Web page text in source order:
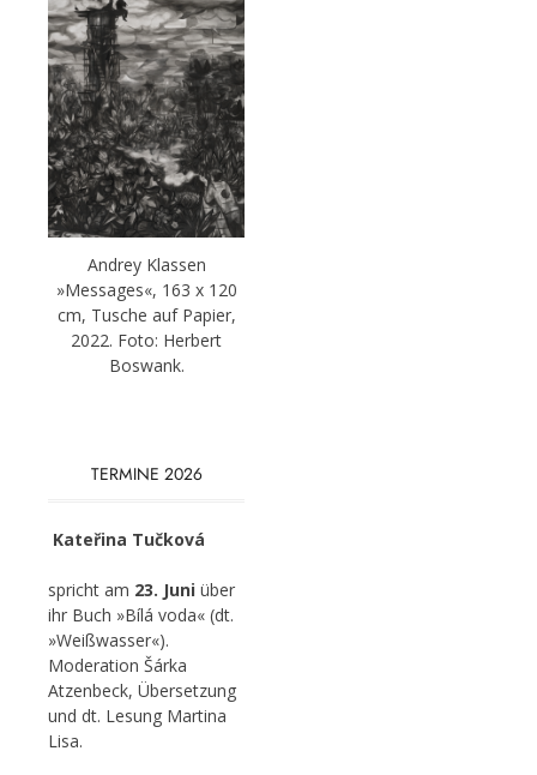
Andrey Klassen
»Messages«, 163 x 120
cm, Tusche auf Papier,
2022. Foto: Herbert
Boswank.
TERMINE 2026
Kateřina Tučková
spricht am 23. Juni über
ihr Buch »Bílá voda« (dt.
»Weißwasser«).
Moderation Šárka
Atzenbeck, Übersetzung
und dt. Lesung Martina
Lisa.